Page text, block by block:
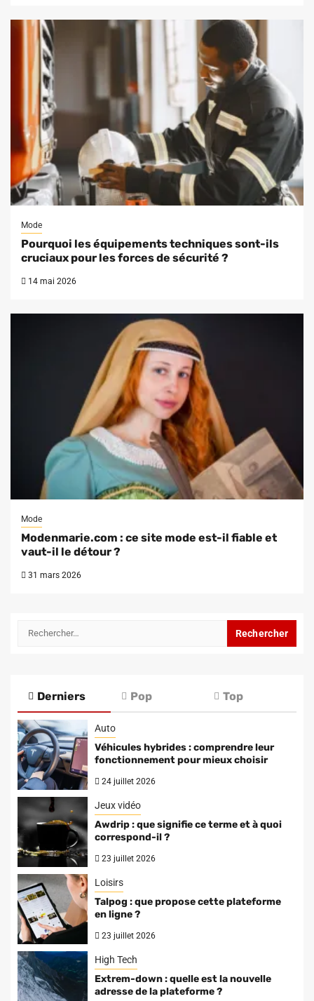
Mode
Pourquoi les équipements techniques sont-ils
cruciaux pour les forces de sécurité ?
14 mai 2026
Mode
Modenmarie.com : ce site mode est-il fiable et
vaut-il le détour ?
31 mars 2026
Rechercher :
Derniers Pop Top
Auto
Véhicules hybrides : comprendre leur
fonctionnement pour mieux choisir
24 juillet 2026
Jeux vidéo
Awdrip : que signifie ce terme et à quoi
correspond-il ?
23 juillet 2026
Loisirs
Talpog : que propose cette plateforme
en ligne ?
23 juillet 2026
High Tech
Extrem-down : quelle est la nouvelle
adresse de la plateforme ?